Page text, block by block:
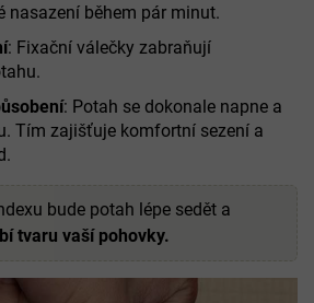
nasazení během pár minut.
: Fixační válečky zabraňují
: Potah se dokonale napne a
Tím zajišťuje komfortní sezení a
bude potah lépe sedět a
tvaru vaší pohovky.